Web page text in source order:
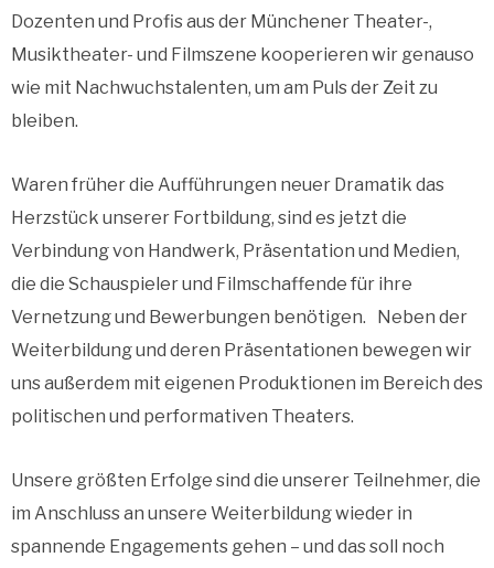
Dozenten und Profis aus der Münchener Theater-,
Musiktheater- und Filmszene kooperieren wir genauso
wie mit Nachwuchstalenten, um am Puls der Zeit zu
bleiben.
Waren früher die Aufführungen neuer Dramatik das
Herzstück unserer Fortbildung, sind es jetzt die
Verbindung von Handwerk, Präsentation und Medien,
die die Schauspieler und Filmschaffende für ihre
Vernetzung und Bewerbungen benötigen. Neben der
Weiterbildung und deren Präsentationen bewegen wir
uns außerdem mit eigenen Produktionen im Bereich des
politischen und performativen Theaters.
Unsere größten Erfolge sind die unserer Teilnehmer, die
im Anschluss an unsere Weiterbildung wieder in
spannende Engagements gehen – und das soll noch